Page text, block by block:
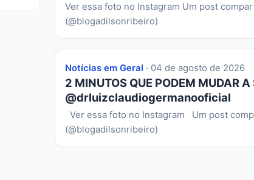
Ver essa foto no Instagram Um post
(@blogadilsonribeiro)
Notícias em Geral · 04 de agosto de 2026
2 MINUTOS QUE PODEM MUDAR
@drluizclaudiogermanooficial
Ver essa foto no Instagram Um post
(@blogadilsonribeiro)